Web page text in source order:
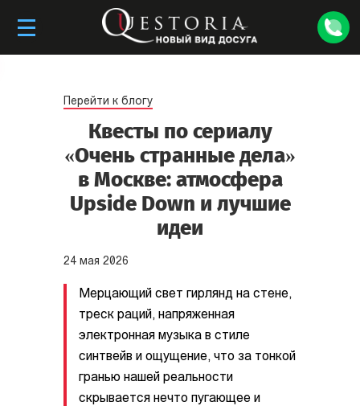
Перейти к блогу
Квесты по сериалу
«Очень странные дела»
в Москве: атмосфера
Upside Down и лучшие
идеи
24 мая 2026
Мерцающий свет гирлянд на стене,
треск раций, напряженная
электронная музыка в стиле
синтвейв и ощущение, что за тонкой
гранью нашей реальности
скрывается нечто пугающее и